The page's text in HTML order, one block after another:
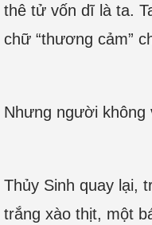
thê tử vốn dĩ là ta.
chữ “thương cảm”
Nhưng người
Thủy Sinh quay lại,
trắng xào thịt, một